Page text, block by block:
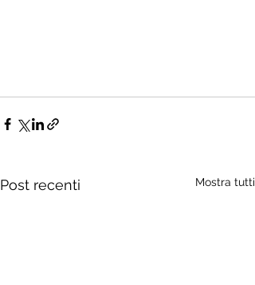
Post recenti Mostra tutti